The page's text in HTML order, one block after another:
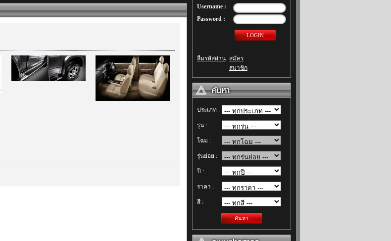
Username :
Password :
LOGIN
ลืมรหัสผ่าน สมัคร
สมาชิก
ประเภท :
รุ่น :
โฉม :
รุ่นย่อย :
ปี :
ราคา :
สี :
ค้นหา